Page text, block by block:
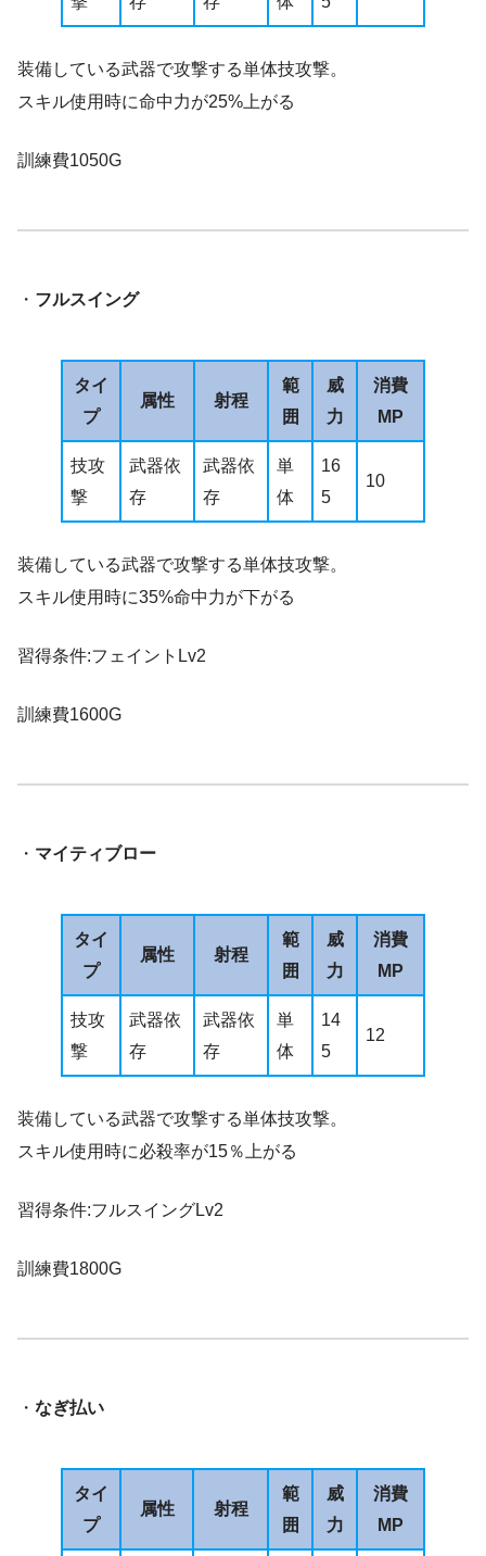
装備している武器で攻撃する単体技攻撃。
スキル使用時に命中力が25%上がる
訓練費1050G
・ フルスイング
タイ
プ
属性 射程
範
囲
威
力
消費
MP
技攻
撃
武器依
存
武器依
存
単
体
16
5
10
装備している武器で攻撃する単体技攻撃。
スキル使用時に35%命中力が下がる
習得条件:フェイントLv2
訓練費1600G
・ マイティブロー
タイ
プ
属性 射程
範
囲
威
力
消費
MP
技攻
撃
武器依
存
武器依
存
単
体
14
5
12
装備している武器で攻撃する単体技攻撃。
スキル使用時に必殺率が15％上がる
習得条件:フルスイングLv2
訓練費1800G
・ なぎ払い
タイ
プ
属性 射程
範
囲
威
力
消費
MP